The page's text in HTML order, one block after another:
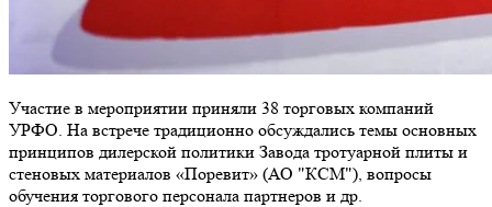
Участие в мероприятии приняли 38 торговых компаний
УРФО. На встрече традиционно обсуждались темы основных
принципов дилерской политики Завода тротуарной плиты и
стеновых материалов «Поревит» (АО "КСМ"), вопросы
обучения торгового персонала партнеров и др.